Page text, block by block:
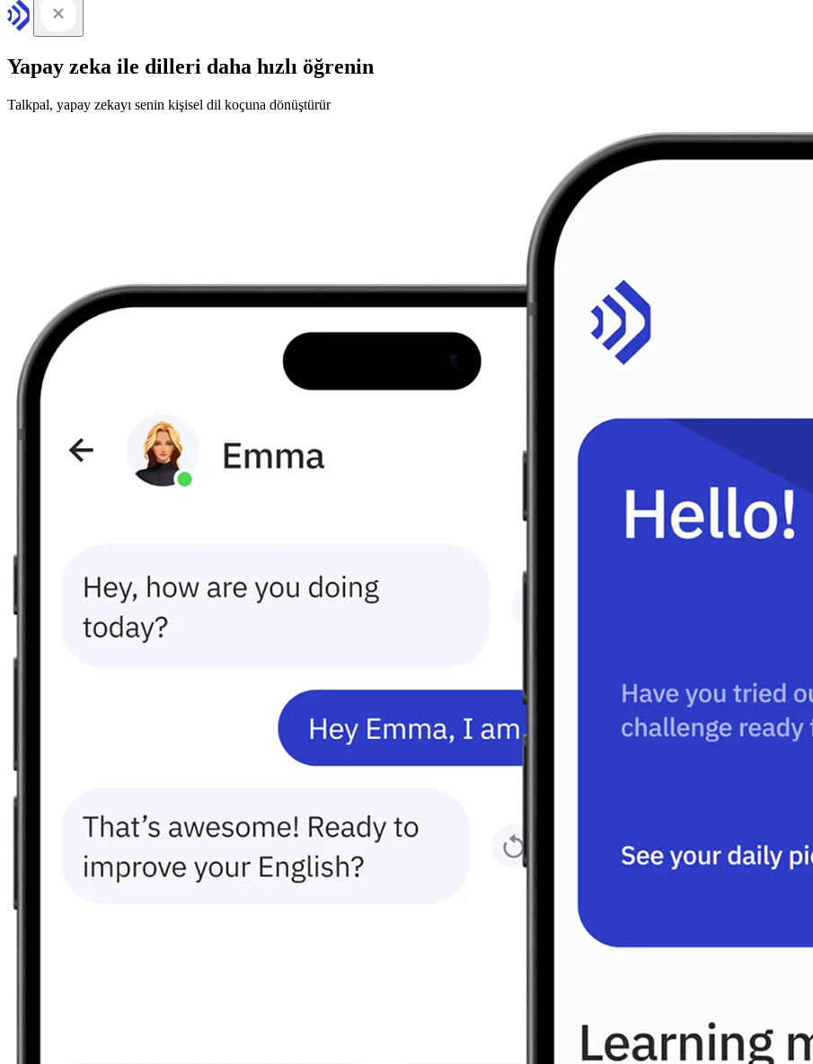
Yapay zeka ile dilleri daha hızlı öğrenin
Talkpal, yapay zekayı senin kişisel dil koçuna dönüştürür